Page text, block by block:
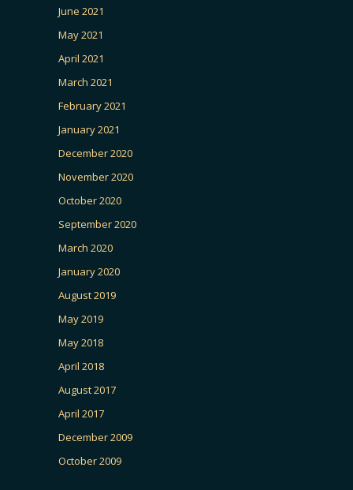
June 2021
May 2021
April 2021
March 2021
February 2021
January 2021
December 2020
November 2020
October 2020
September 2020
March 2020
January 2020
August 2019
May 2019
May 2018
April 2018
August 2017
April 2017
December 2009
October 2009